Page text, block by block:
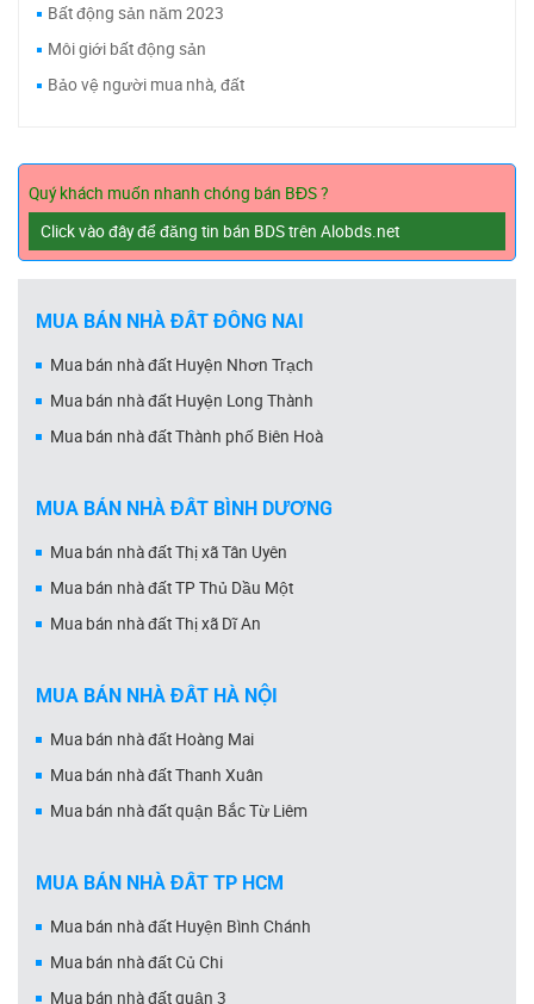
Bất động sản năm 2023
Môi giới bất động sản
Bảo vệ người mua nhà, đất
Quý khách muốn nhanh chóng bán BĐS ?
Click vào đây để đăng tin bán BDS trên Alobds.net
MUA BÁN NHÀ ĐẤT ĐỒNG NAI
Mua bán nhà đất Huyện Nhơn Trạch
Mua bán nhà đất Huyện Long Thành
Mua bán nhà đất Thành phố Biên Hoà
MUA BÁN NHÀ ĐẤT BÌNH DƯƠNG
Mua bán nhà đất Thị xã Tân Uyên
Mua bán nhà đất TP Thủ Dầu Một
Mua bán nhà đất Thị xã Dĩ An
MUA BÁN NHÀ ĐẤT HÀ NỘI
Mua bán nhà đất Hoàng Mai
Mua bán nhà đất Thanh Xuân
Mua bán nhà đất quận Bắc Từ Liêm
MUA BÁN NHÀ ĐẤT TP HCM
Mua bán nhà đất Huyện Bình Chánh
Mua bán nhà đất Củ Chi
Mua bán nhà đất quận 3